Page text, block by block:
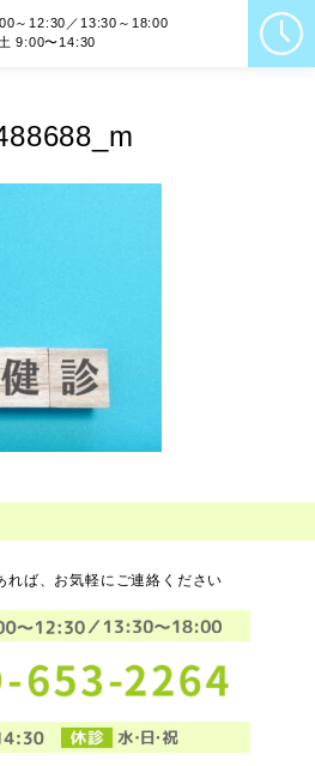
～12:30／13:30～18:00
土 9:00〜14:30
れば、お気軽にご連絡ください